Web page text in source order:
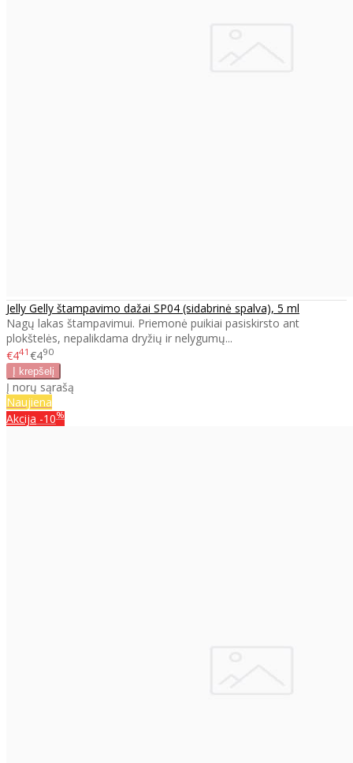
Jelly Gelly štampavimo dažai SP04 (sidabrinė spalva), 5 ml
Nagų lakas štampavimui. Priemonė puikiai pasiskirsto ant
plokštelės, nepalikdama dryžių ir nelygumų...
€441 €490
Į norų sąrašą
Naujiena
Akcija -10%